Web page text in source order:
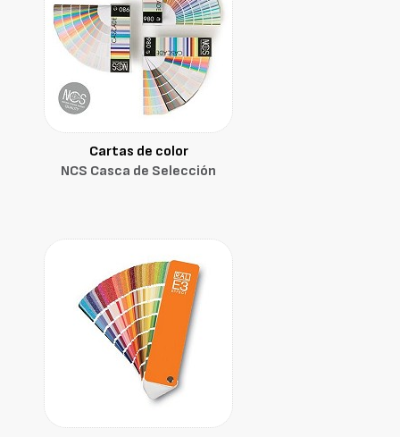
Cartas de color
NCS Casca de Selección